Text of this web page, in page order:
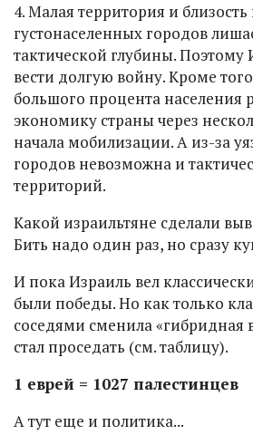
4. Малая территория и
густонаселенных городов
тактической глубины.
вести долгую войну. Кроме
большого процента населения
экономику страны через
начала мобилизации. А из-за
городов невозможна и
территорий.
Какой израильтяне сделали
Бить надо один раз, но сразу
И пока Израиль вел
были победы. Но как только
соседями сменила «гибридная
стал проседать (см. таблицу).
1 еврей = 1027 палестинцев
А тут еще и политика...